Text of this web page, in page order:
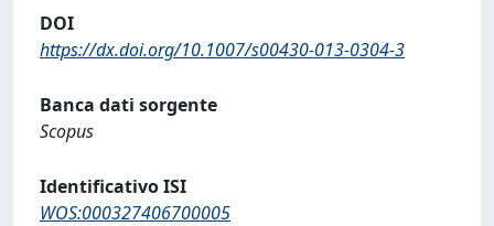
DOI
https://dx.doi.org/10.1007/s00430-013-0304-3
Banca dati sorgente
Scopus
Identificativo ISI
WOS:000327406700005